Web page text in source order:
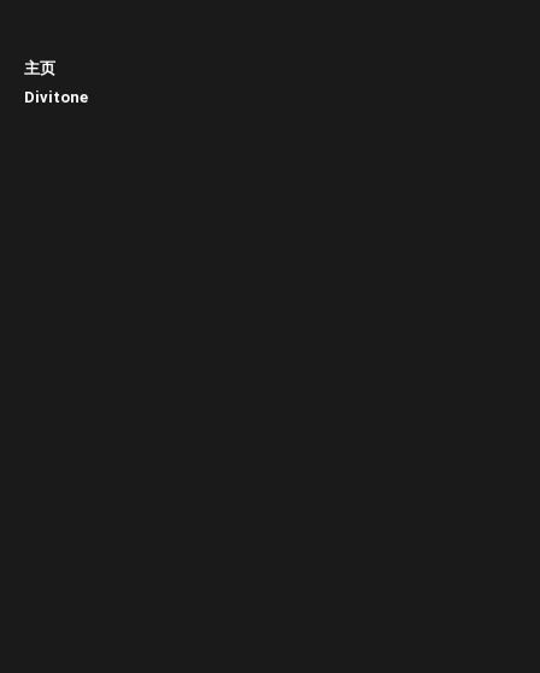
主页
Divitone